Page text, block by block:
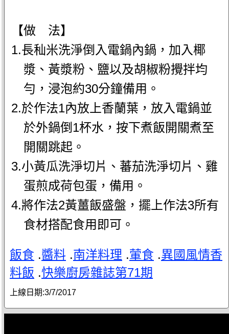
【做 法】
1.長秈米洗淨倒入電鍋內鍋，加入椰
漿、黃漿粉、鹽以及胡椒粉攪拌均
勻，浸泡約30分鐘備用。
2.於作法1內放上香蘭葉，放入電鍋並
於外鍋倒1杯水，按下煮飯開關煮至
開關跳起。
3.小黃瓜洗淨切片、蕃茄洗淨切片、雞
蛋煎成荷包蛋，備用。
4.將作法2黃薑飯盛盤，擺上作法3所有
食材搭配食用即可。
飯食 .醬料 .南洋料理 .葷食 .異國風情香
料飯 .快樂廚房雜誌第71期
上線日期:3/7/2017